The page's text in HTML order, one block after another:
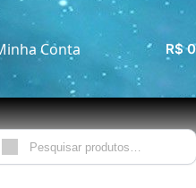
Conta R$